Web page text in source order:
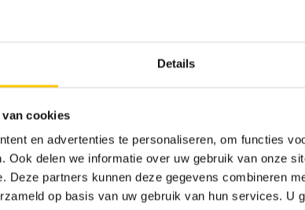
Details
cookies
en advertenties te personaliseren, om functies
Ook delen we informatie over uw gebruik van onze
Deze partners kunnen deze gegevens combineren
op basis van uw gebruik van hun services. U
soumis à un trafic intense, tels que les allées,
naturelles. Ce mortier de jointoiement semi-dur à
adhèrent bien aux côtés des dalles, ce qui
s'applique à sec et n'est pas auto-